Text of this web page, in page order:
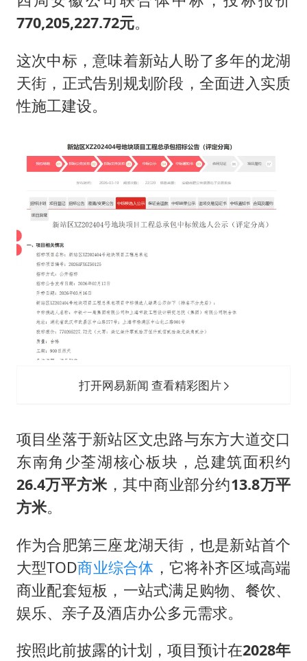
770,205,227.72元。
这次中标，意味着新站人盼了多年的龙湖
天街，正式告别规划阶段，全面进入实质
性施工建设。
打开网易新闻 查看精彩图片
项目坐落于新站区文忠路与东方大道交口
东南角少荃湖核心板块，总建筑面积约
26.4万平方米，其中商业部分约13.8万平
方米。
作为合肥第三座龙湖天街，也是新站首个
大型TOD商业综合体 ，它将补齐区域高端
商业配套短板，一站式满足购物、餐饮、
娱乐、亲子及酒店办公多元需求。
按照此前披露的计划，项目预计在2028年